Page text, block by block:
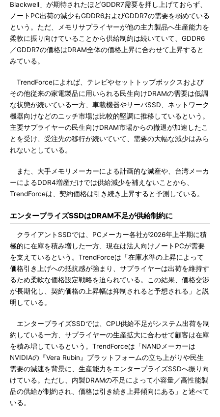
Blackwell」が期待されたほどGDDR7需要を押し上げておらず、
ノートPC出荷の減少もGDDR6およびGDDR7の需要を弱めている
という。ただ、メモリサプライヤーが他の主力製品へ生産能力を
柔軟に振り向けていることから供給制約は続いていて、GDDR6
／GDDR7の価格はDRAM全体の価格上昇に合わせて上昇すると
みている。
TrendForceによれば、テレビやセットトップボックスおよび
その他従来の家電製品に用いられる民生向けDRAMの需要は低調
な状態が続いている一方、車載機器やサーバSSD、ネットワーク
機器向けなどのニッチ市場は比較的堅調に推移しているという。
主要サプライヤーの民生向けDRAM市場からの撤退が加速したこ
とを受け、受注先の移行が続いていて、需要の大幅な減少はみら
れないとしている。
また、大手メモリメーカーによる計画的な減産や、台湾メーカ
ーによるDDR4増産だけでは供給減少を補えないことから、
TrendForceは、契約価格は引き続き上昇すると予測している。
エンタープライズSSDはDRAM不足が供給制約に
クライアントSSDでは、PCメーカー各社が2026年上半期に積
極的に在庫を積み増した一方、現在は法人向けノートPCが需要
を支えているという。TrendForceは「在庫水準の上昇によって
価格引き上げへの抵抗感が強まり、サプライヤーは出荷を維持す
るため柔軟な価格設定戦略を迫られている。この結果、価格交渉
が長期化し、契約価格の上昇幅は抑制されると予想される」と説
明している。
エンタープライズSSDでは、CPU供給不足がシステム出荷を制
約している一方、サプライヤーの生産拡大に合わせて顧客は在庫
を積み増しているという。TrendForceは「NANDメーカーは
NVIDIAの『Vera Rubin』プラットフォームの立ち上がりや民生
需要の減速を背景に、生産能力をエンタープライズSSDへ振り向
けている。ただし、内製DRAMの不足によって小容量／高性能製
品の供給が制約され、価格は引き続き上昇傾向にある」と述べて
いる。